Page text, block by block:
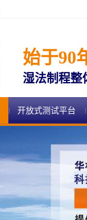
始于90
湿法制程整
开放式测试平台